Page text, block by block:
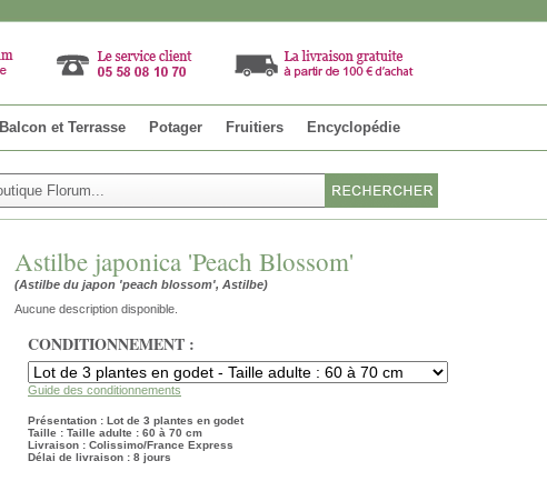
Balcon et Terrasse Potager Fruitiers Encyclopédie
Astilbe japonica 'Peach Blossom'
(Astilbe du japon 'peach blossom', Astilbe)
Aucune description disponible.
CONDITIONNEMENT :
Guide des conditionnements
Présentation : Lot de 3 plantes en godet
Taille : Taille adulte : 60 à 70 cm
Livraison : Colissimo/France Express
Délai de livraison : 8 jours